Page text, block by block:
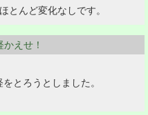
とんど変化なしです。
えせ！
とろうとしました。